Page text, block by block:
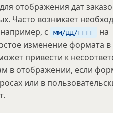
отображения дат
Часто возникает
с
мм/дд/гггг на
изменение формата в
привести к
в отображении, если
или в